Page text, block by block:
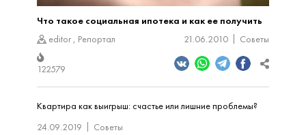
Что такое социальная ипотека и как ее получить
editor , Репортал 21.06.2010 Советы
122579
Квартира как выигрыш: счастье или лишние проблемы?
24.09.2019
Советы